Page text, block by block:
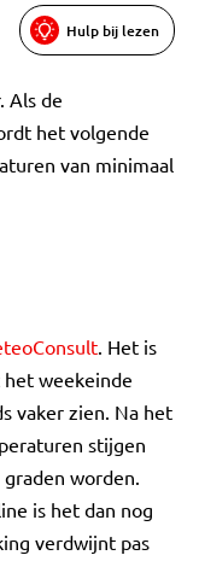
Hulp bij lezen
Als de
het volgende
van minimaal
. Het is
weekeinde
vaker zien. Na het
stijgen
worden.
is het dan nog
verdwijnt pas